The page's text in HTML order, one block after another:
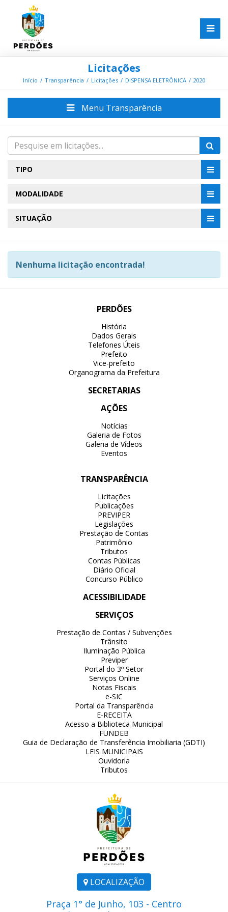
Licitações
Início Transparência Licitações DISPENSA ELETRÔNICA 2020
Menu Transparência
TIPO
MODALIDADE
SITUAÇÃO
Nenhuma licitação encontrada!
LOCALIZAÇÃO
Praça 1° de Junho, 103 - Centro
PERDÕES
História
Dados Gerais
Telefones Úteis
Prefeito
Vice-prefeito
Organograma da Prefeitura
SECRETARIAS
AÇÕES
Notícias
Galeria de Fotos
Galeria de Vídeos
Eventos
TRANSPARÊNCIA
Licitações
Publicações
PREVIPER
Legislações
Prestação de Contas
Patrimônio
Tributos
Contas Públicas
Diário Oficial
Concurso Público
ACESSIBILIDADE
SERVIÇOS
Prestação de Contas / Subvenções
Trânsito
Iluminação Pública
Previper
Portal do 3º Setor
Serviços Online
Notas Fiscais
e-SIC
Portal da Transparência
E-RECEITA
Acesso a Biblioteca Municipal
FUNDEB
Guia de Declaração de Transferência Imobiliaria (GDTI)
LEIS MUNICIPAIS
Ouvidoria
Tributos